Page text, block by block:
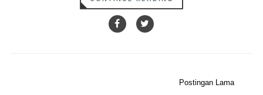
Postingan Lama